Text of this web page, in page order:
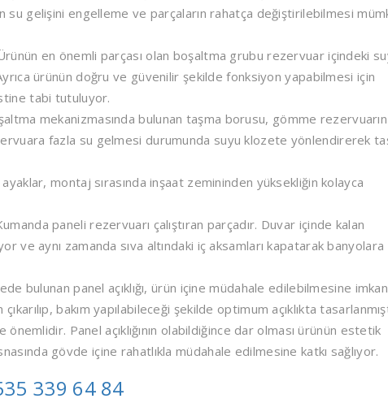
su gelişini engelleme ve parçaların rahatça değiştirilebilmesi
en önemli parçası olan boşaltma grubu rezervuar içindeki
ürünün doğru ve güvenilir şekilde fonksiyon yapabilmesi için
tabi tutuluyor.
mekanizmasında bulunan taşma borusu, gömme rezervuarın
fazla su gelmesi durumunda suyu klozete yönlendirerek
montaj sırasında inşaat zemininden yüksekliğin kolayca
paneli rezervuarı çalıştıran parçadır. Duvar içinde kalan
ve aynı zamanda sıva altındaki iç aksamları kapatarak banyolara
bulunan panel açıklığı, ürün içine müdahale edilebilmesine imkan
bakım yapılabileceği şekilde optimum açıklıkta
Panel açıklığının olabildiğince dar olması ürünün estetik
gövde içine rahatlıkla müdahale edilmesine katkı sağlıyor.
339 64 84